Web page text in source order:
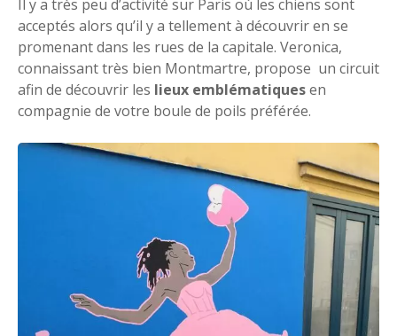
Il y a très peu d’activité sur Paris où les chiens sont
acceptés alors qu’il y a tellement à découvrir en se
promenant dans les rues de la capitale. Veronica,
connaissant très bien Montmartre, propose un circuit
afin de découvrir les lieux emblématiquesen
compagnie de votre boule de poils préférée.